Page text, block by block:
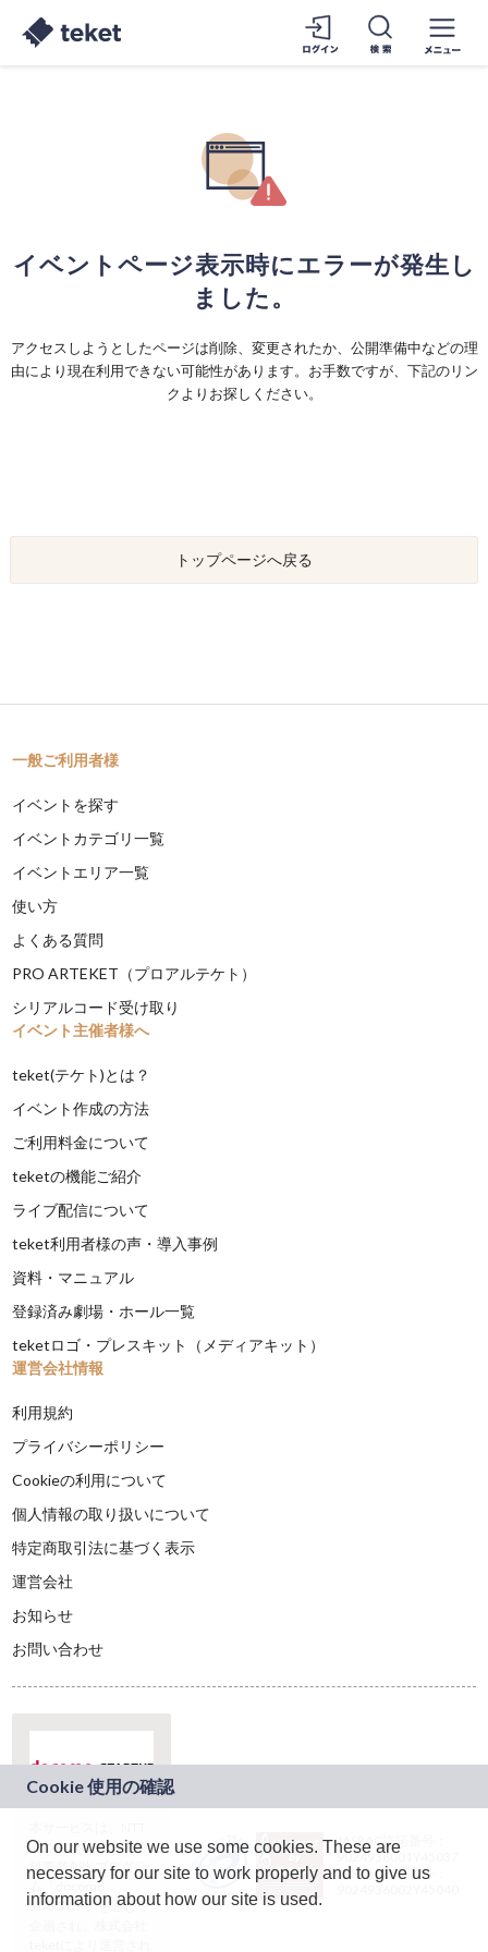
イベントページ表示時にエラーが発生し
ました。
アクセスしようとしたページは削除、変更されたか、公開準備中などの理
由により現在利用できない可能性があります。お手数ですが、下記のリン
クよりお探しください。
トップページへ戻る
一般ご利用者様
イベントを探す
イベントカテゴリ一覧
イベントエリア一覧
使い方
よくある質問
PRO ARTEKET（プロアルテケト）
シリアルコード受け取り
イベント主催者様へ
teket(テケト)とは？
イベント作成の方法
ご利用料金について
teketの機能ご紹介
ライブ配信について
teket利用者様の声・導入事例
資料・マニュアル
登録済み劇場・ホール一覧
teketロゴ・プレスキット（メディアキット）
運営会社情報
利用規約
プライバシーポリシー
Cookieの利用について
個人情報の取り扱いについて
特定商取引法に基づく表示
運営会社
お知らせ
お問い合わせ
ドコモグループの新
規事業創出プログラ
ム「docomo
STARTUP」を通じて
JASRAC許諾番号：
9024936001Y45037
JASRAC許諾番号：
On our website we use some cookies. These are
necessary for our site to work properly and to give us
information about how our site is used.